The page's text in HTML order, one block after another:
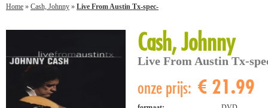
Home » Cash, Johnny » Live From Austin Tx-spec-
Cash, Johnny
Live From Austin Tx-
onze prijs: € 21.99